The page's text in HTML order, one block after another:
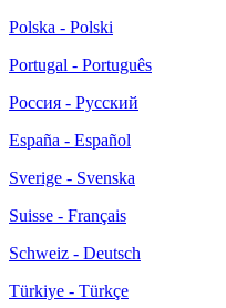
Polska - Polski
Portugal - Português
Россия - Русский
España - Español
Sverige - Svenska
Suisse - Français
Schweiz - Deutsch
Türkiye - Türkçe